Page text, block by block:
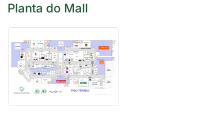
Planta do Mall